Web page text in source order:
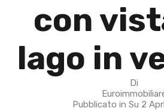
con
lago in
Di
Pubblicato in Su 2